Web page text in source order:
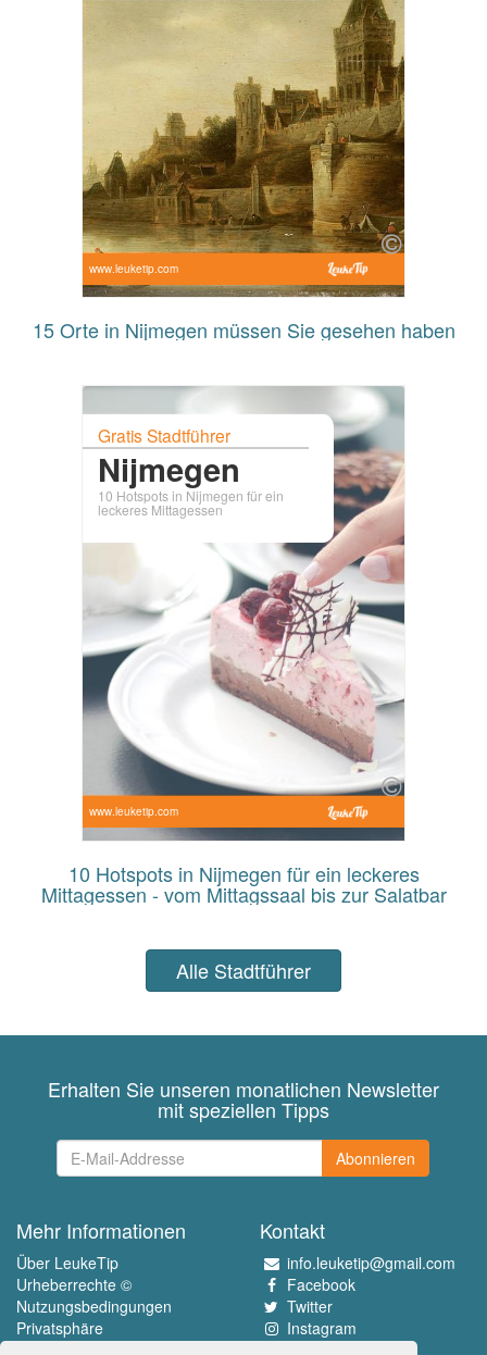
www.leuketip.com
15 Orte in Nijmegen müssen Sie gesehen haben
Gratis Stadtführer
Nijmegen
10 Hotspots in Nijmegen für ein
leckeres Mittagessen
www.leuketip.com
10 Hotspots in Nijmegen für ein leckeres
Mittagessen - vom Mittagssaal bis zur Salatbar
Alle Stadtführer
Erhalten Sie unseren monatlichen Newsletter
mit speziellen Tipps
Abonnieren
Mehr Informationen
Über LeukeTip
Urheberrechte ©
Nutzungsbedingungen
Privatsphäre
Kontakt
info.leuketip@gmail.com
Facebook
Twitter
Instagram